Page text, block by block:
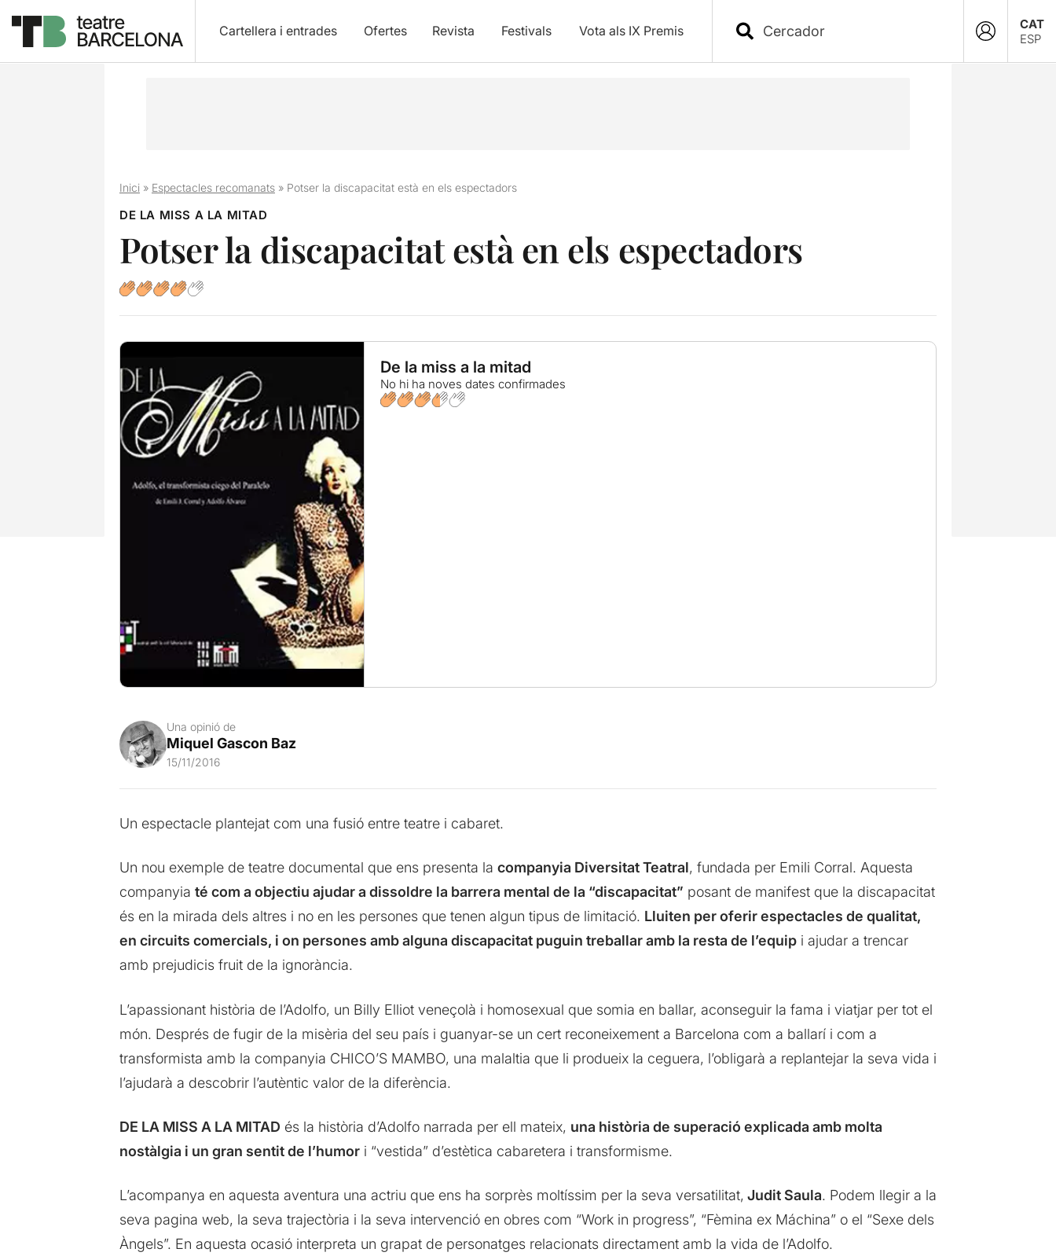
Cartellera i entrades Ofertes Revista Festivals Vota als IX Premis
CAT
ESP
Inici» Espectacles recomanats» Potser la discapacitat està en els espectadors
DE LA MISS A LA MITAD
Potser la discapacitat està en els espectadors
De la miss a la mitad
No hi ha noves dates confirmades
Una opinió de
Miquel Gascon Baz
15/11/2016
Un espectacle plantejat com una fusió entre teatre i cabaret.
Un nou exemple de teatre documental que ens presenta la companyia Diversitat Teatral, fundada per Emili Corral. Aquesta
companyia té com a objectiu ajudar a dissoldre la barrera mental de la “discapacitat” posant de manifest que la discapacitat
és en la mirada dels altres i no en les persones que tenen algun tipus de limitació. Lluiten per oferir espectacles de qualitat,
en circuits comercials, i on persones amb alguna discapacitat puguin treballar amb la resta de l’equipi ajudar a trencar
amb prejudicis fruit de la ignorància.
L’apassionant història de l’Adolfo, un Billy Elliot veneçolà i homosexual que somia en ballar, aconseguir la fama i viatjar per tot el
món. Després de fugir de la misèria del seu país i guanyar-se un cert reconeixement a Barcelona com a ballarí i com a
transformista amb la companyia CHICO’S MAMBO, una malaltia que li produeix la ceguera, l’obligarà a replantejar la seva vida i
l’ajudarà a descobrir l’autèntic valor de la diferència.
DE LA MISS A LA MITAD és la història d’Adolfo narrada per ell mateix, una història de superació explicada amb molta
nostàlgia i un gran sentit de l’humori “vestida” d’estètica cabaretera i transformisme.
L’acompanya en aquesta aventura una actriu que ens ha sorprès moltíssim per la seva versatilitat, Judit Saula. Podem llegir a la
seva pagina web, la seva trajectòria i la seva intervenció en obres com “Work in progress”, “Fèmina ex Máchina” o el “Sexe dels
Àngels”. En aquesta ocasió interpreta un grapat de personatges relacionats directament amb la vida de l’Adolfo.